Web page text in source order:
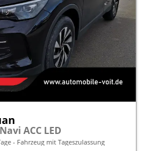
ACC LED
Fahrzeug mit Tageszulassung